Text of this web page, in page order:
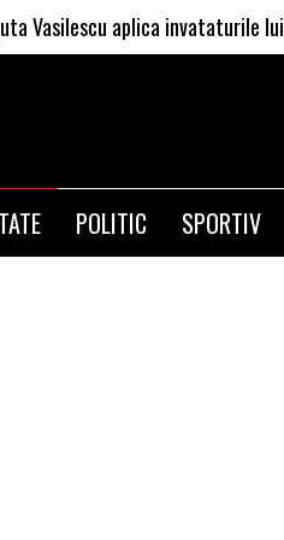
aplica invataturile lui Nea
POLITIC SPORTIV